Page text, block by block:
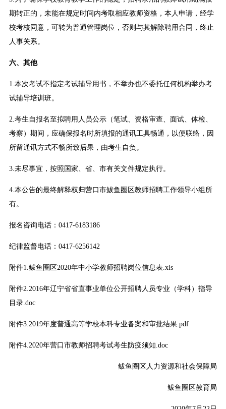
期转正的，未能在规定时间内考取相应教师资格，本人申请，经学
校考核同意，可转为普通管理岗位，否则与其解除聘用合同，终止
人事关系。
六、其他
1.本次考试不指定考试辅导用书，不举办也不委托任何机构举办考
试辅导培训班。
2.考生自报名至拟聘用人员公示（笔试、资格审查、面试、体检、
考察）期间，应确保报名时所填报的通讯工具畅通，以便联络，因
所留通讯方式不畅所致后果，由考生自负。
3.未尽事宜，按照国家、省、市有关文件规定执行。
4.本公告的最终解释权归营口市鲅鱼圈区教师招聘工作领导小组所
有。
报名咨询电话：0417-6183186
纪律监督电话：0417-6256142
附件1.鲅鱼圈区2020年中小学教师招聘岗位信息表.xls
附件2.2016年辽宁省省直事业单位公开招聘人员专业（学科）指导
目录.doc
附件3.2019年度普通高等学校本科专业备案和审批结果.pdf
附件4.2020年营口市教师招聘考试考生防疫须知.doc
鲅鱼圈区人力资源和社会保障局
鲅鱼圈区教育局